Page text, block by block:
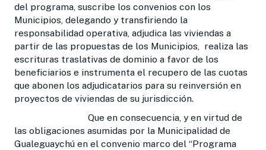
del programa, suscribe los convenios con los
Municipios, delegando y transfiriendo la
responsabilidad operativa, adjudica las viviendas a
partir de las propuestas de los Municipios, realiza las
escrituras traslativas de dominio a favor de los
beneficiarios e instrumenta el recupero de las cuotas
que abonen los adjudicatarios para su reinversión en
proyectos de viviendas de su jurisdicción.
Que en consecuencia, y en virtud de
las obligaciones asumidas por la Municipalidad de
Gualeguaychú en el convenio marco del “Programa